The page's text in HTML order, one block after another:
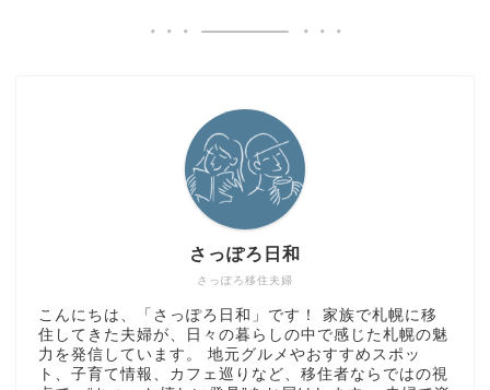
さっぽろ移住夫婦
さっぽろ日和
こんにちは、「さっぽろ日和」です！ 家族で札幌に移
住してきた夫婦が、日々の暮らしの中で感じた札幌の魅
力を発信しています。 地元グルメやおすすめスポッ
ト、子育て情報、カフェ巡りなど、移住者ならではの視